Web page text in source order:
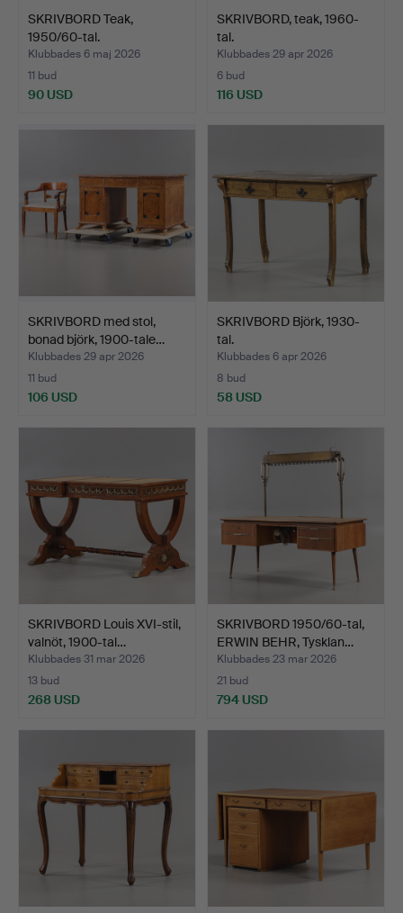
SKRIVBORD Teak,
1950/60-tal.
Klubbades 6 maj 2026
11 bud
90 USD
SKRIVBORD, teak, 1960-
tal.
Klubbades 29 apr 2026
6 bud
116 USD
SKRIVBORD med stol,
bonad björk, 1900-tale…
Klubbades 29 apr 2026
11 bud
106 USD
SKRIVBORD Björk, 1930-
tal.
Klubbades 6 apr 2026
8 bud
58 USD
SKRIVBORD Louis XVI-stil,
valnöt, 1900-tal…
Klubbades 31 mar 2026
13 bud
268 USD
SKRIVBORD 1950/60-tal,
ERWIN BEHR, Tysklan…
Klubbades 23 mar 2026
21 bud
794 USD